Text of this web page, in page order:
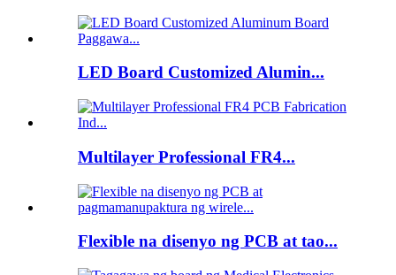
LED Board Customized Alumin...
Multilayer Professional FR4...
Flexible na disenyo ng PCB at tao...